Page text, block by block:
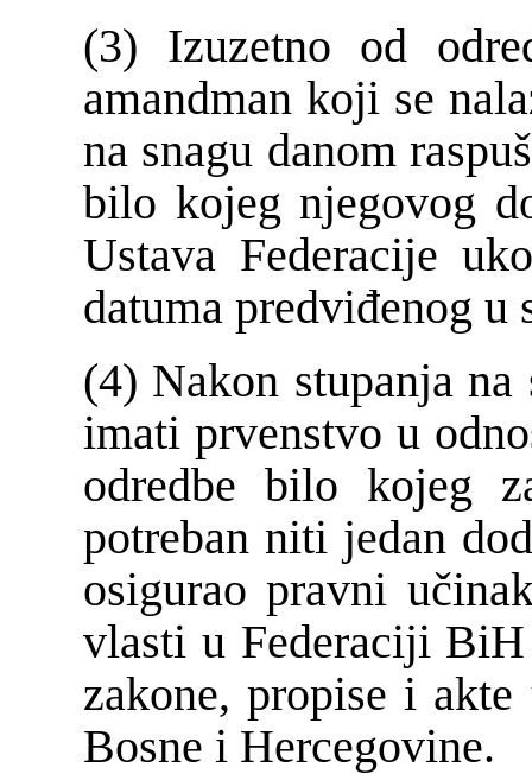
(3) Izuzetno od
amandman koji se
na snagu danom
bilo kojeg njegovog
Ustava Federacije
datuma predviđenog
(4) Nakon stupanja
imati prvenstvo u
odredbe bilo kojeg
potreban niti jedan
osigurao pravni
vlasti u Federaciji
zakone, propise i
Bosne i Hercegovine.